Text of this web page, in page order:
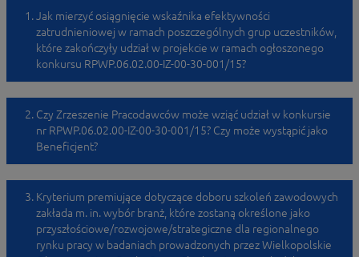
Jak mierzyć osiągnięcie wskaźnika efektywności
zatrudnieniowej w ramach poszczególnych grup uczestników,
które zakończyły udział w projekcie w ramach ogłoszonego
konkursu RPWP.06.02.00-IZ-00-30-001/15?
Czy Zrzeszenie Pracodawców może wziąć udział w konkursie
nr RPWP.06.02.00-IZ-00-30-001/15? Czy może wystąpić jako
Beneficjent?
Kryterium premiujące dotyczące doboru szkoleń zawodowych
zakłada m. in. wybór branż, które zostaną określone jako
przyszłościowe/rozwojowe/strategiczne dla regionalnego
rynku pracy w badaniach prowadzonych przez Wielkopolskie